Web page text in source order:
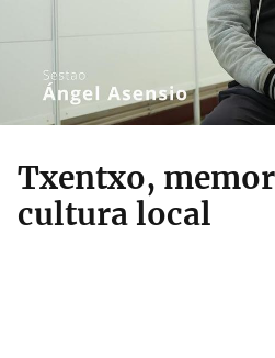
Txentxo,
cultura local